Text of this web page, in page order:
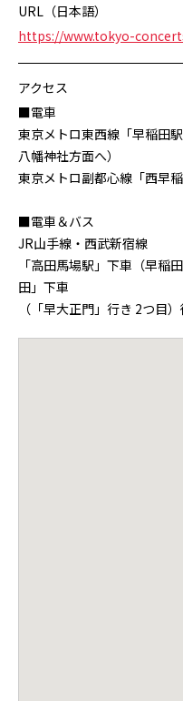
URL（日本語）
https://www.tokyo-
アクセス
■電車
東京メトロ東西線「早稲田
八幡神社方面へ）
東京メトロ副都心線「西早
■電車＆バス
JR山手線・西武新宿線
「高田馬場駅」下車（早稲
田」下車
（「早大正門」行き 2つ目